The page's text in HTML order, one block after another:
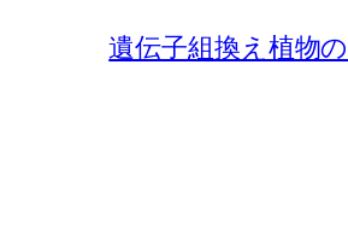
遺伝子組換え植物